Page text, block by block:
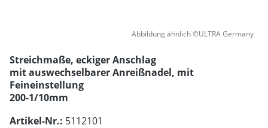
Abbildung ähnlich ©ULTRA Germany
Streichmaße, eckiger Anschlag
mit auswechselbarer Anreißnadel, mit
Feineinstellung
200-1/10mm
Artikel-Nr.: 5112101